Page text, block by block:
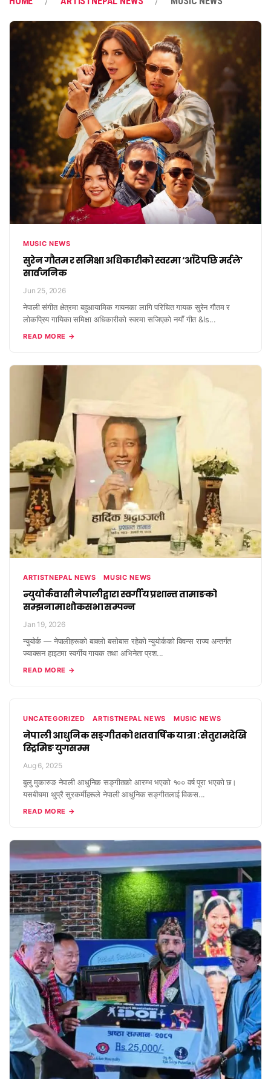
MUSIC NEWS
सुरेन गौतम र समिक्षा अधिकारीको स्वरमा ‘आँटेपछि मर्दले’
सार्वजनिक
Jun 25, 2026
नेपाली संगीत क्षेत्रमा बहुआयामिक गायनका लागि परिचित गायक सुरेन गौतम र
लोकप्रिय गायिका समिक्षा अधिकारीको स्वरमा सजिएको नयाँ गीत &ls...
READ MORE →
ARTISTNEPAL NEWS MUSIC NEWS
न्युयोर्कवासी नेपालीद्वारा स्वर्गीय प्रशान्त तामाङको
सम्झनामा शोकसभा सम्पन्न
Jan 19, 2026
न्युयोर्क — नेपालीहरूको बाक्लो बसोबास रहेको न्युयोर्कको क्विन्स राज्य अन्तर्गत
ज्याक्सन हाइटमा स्वर्गीय गायक तथा अभिनेता प्रश...
READ MORE →
UNCATEGORIZED ARTISTNEPAL NEWS MUSIC NEWS
नेपाली आधुनिक सङ्गीतको शतवार्षिक यात्रा : सेतुरामदेखि
स्ट्रिमिङ युगसम्म
Aug 6, 2025
बुलु मुकारुङ नेपाली आधुनिक सङ्गीतको आरम्भ भएको १०० वर्ष पूरा भएको छ।
यसबीचमा थुप्रै सुरकर्मीहरूले नेपाली आधुनिक सङ्गीतलाई विकस...
READ MORE →